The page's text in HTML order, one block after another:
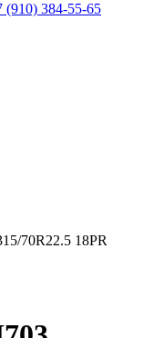
(910) 384-55-65
70R22.5 18PR